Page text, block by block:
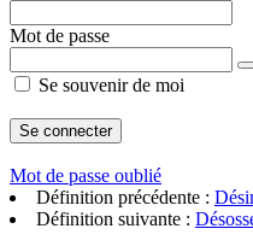
Mot de passe
Se souvenir de moi
Mot de passe oublié
Définition précédente :
Définition suivante :